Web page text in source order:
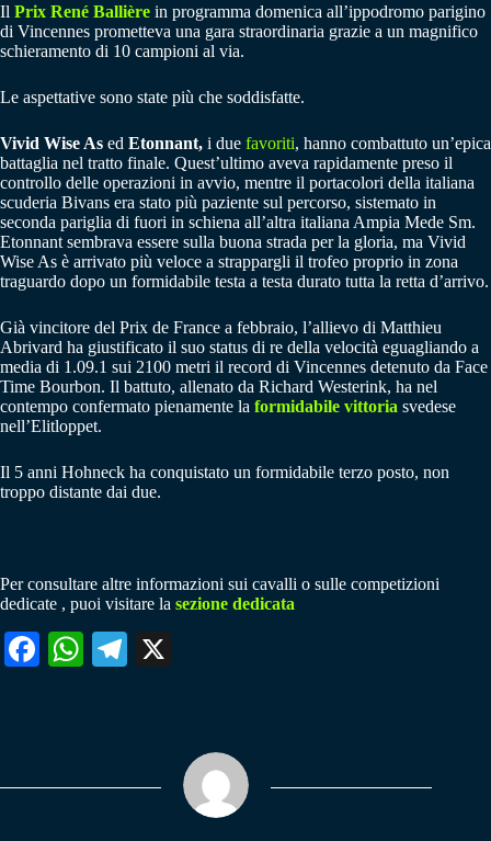
Il Prix René Ballière in programma domenica all’ippodromo parigino
di Vincennes prometteva una gara straordinaria grazie a un magnifico
schieramento di 10 campioni al via.
Le aspettative sono state più che soddisfatte.
Vivid Wise As ed Etonnant, i due favoriti, hanno combattuto un’epica
battaglia nel tratto finale. Quest’ultimo aveva rapidamente preso il
controllo delle operazioni in avvio, mentre il portacolori della italiana
scuderia Bivans era stato più paziente sul percorso, sistemato in
seconda pariglia di fuori in schiena all’altra italiana Ampia Mede Sm.
Etonnant sembrava essere sulla buona strada per la gloria, ma Vivid
Wise As è arrivato più veloce a strappargli il trofeo proprio in zona
traguardo dopo un formidabile testa a testa durato tutta la retta d’arrivo.
Già vincitore del Prix de France a febbraio, l’allievo di Matthieu
Abrivard ha giustificato il suo status di re della velocità eguagliando a
media di 1.09.1 sui 2100 metri il record di Vincennes detenuto da Face
Time Bourbon. Il battuto, allenato da Richard Westerink, ha nel
contempo confermato pienamente la formidabile vittoria svedese
nell’Elitloppet.
Il 5 anni Hohneck ha conquistato un formidabile terzo posto, non
troppo distante dai due.
Per consultare altre informazioni sui cavalli o sulle competizioni
dedicate , puoi visitare la sezione dedicata
Fa W
pp
Te
m